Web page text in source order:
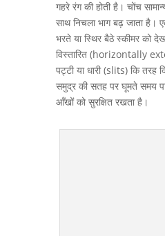
गहरे रंग की होती है। चोंच
साथ निचला भाग बढ़ जाता है।
भरते या स्थिर बैठे स्कीमर को
विस्तारित (horizontally
पट्टी या धारी (slits) कि तरह
समुद्र की सतह पर घूमते समय
आँखों को सुरक्षित रखता है।